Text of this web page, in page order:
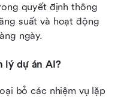
quyết định thông
suất và hoạt động
ngày.
lý dự án AI?
bỏ các nhiệm vụ lặp